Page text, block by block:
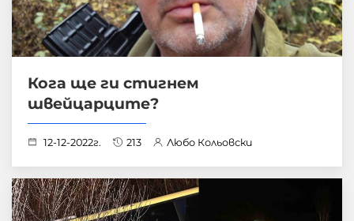
Кога ще ги стигнем
швейцарците?
12-12-2022г. 213 Любо Кольовски